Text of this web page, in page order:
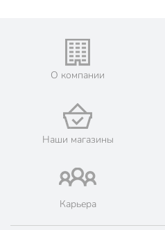
О компании
Наши магазины
Карьера